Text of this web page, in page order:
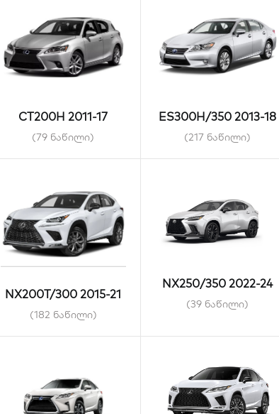
CT200H 2011-17
(79 ნაწილი)
ES300H/350 2013-18
(217 ნაწილი)
NX200T/300 2015-21
(182 ნაწილი)
NX250/350 2022-24
(39 ნაწილი)